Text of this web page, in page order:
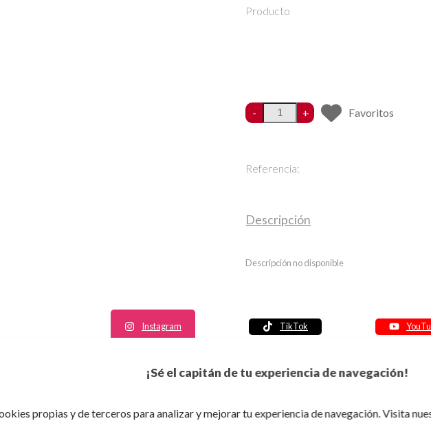
¡Sé el capitán de tu experiencia de navegación!
propias y de terceros para analizar y mejorar tu experiencia de navegación. Visita
Producto
- + Favoritos
Referencia:
Descripción
Descripción no disponible
Instagram TikTok
Política de seguridad